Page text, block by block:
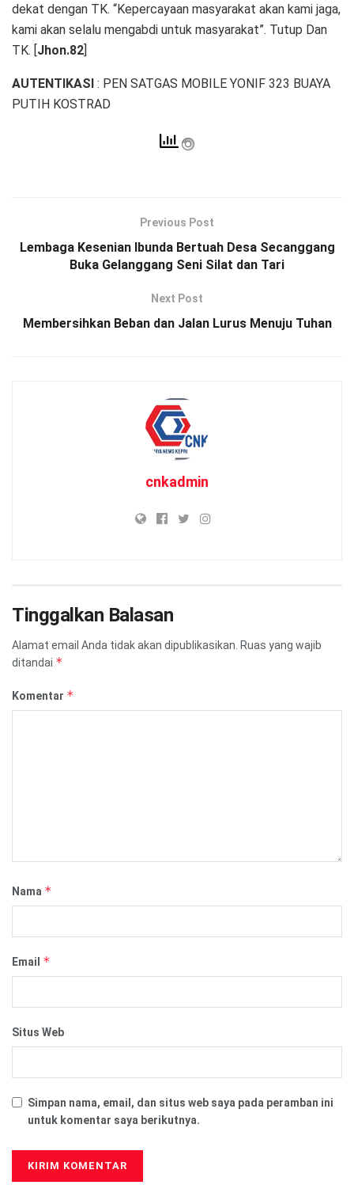
dekat dengan TK. “Kepercayaan masyarakat akan kami jaga,
kami akan selalu mengabdi untuk masyarakat”. Tutup Dan
TK. [Jhon.82]
AUTENTIKASI : PEN SATGAS MOBILE YONIF 323 BUAYA
PUTIH KOSTRAD
Previous Post
Lembaga Kesenian Ibunda Bertuah Desa Secanggang
Buka Gelanggang Seni Silat dan Tari
Next Post
Membersihkan Beban dan Jalan Lurus Menuju Tuhan
cnkadmin
Tinggalkan Balasan
Alamat email Anda tidak akan dipublikasikan. Ruas yang wajib
ditandai *
Komentar *
Nama *
Email *
Situs Web
Simpan nama, email, dan situs web saya pada peramban ini
untuk komentar saya berikutnya.